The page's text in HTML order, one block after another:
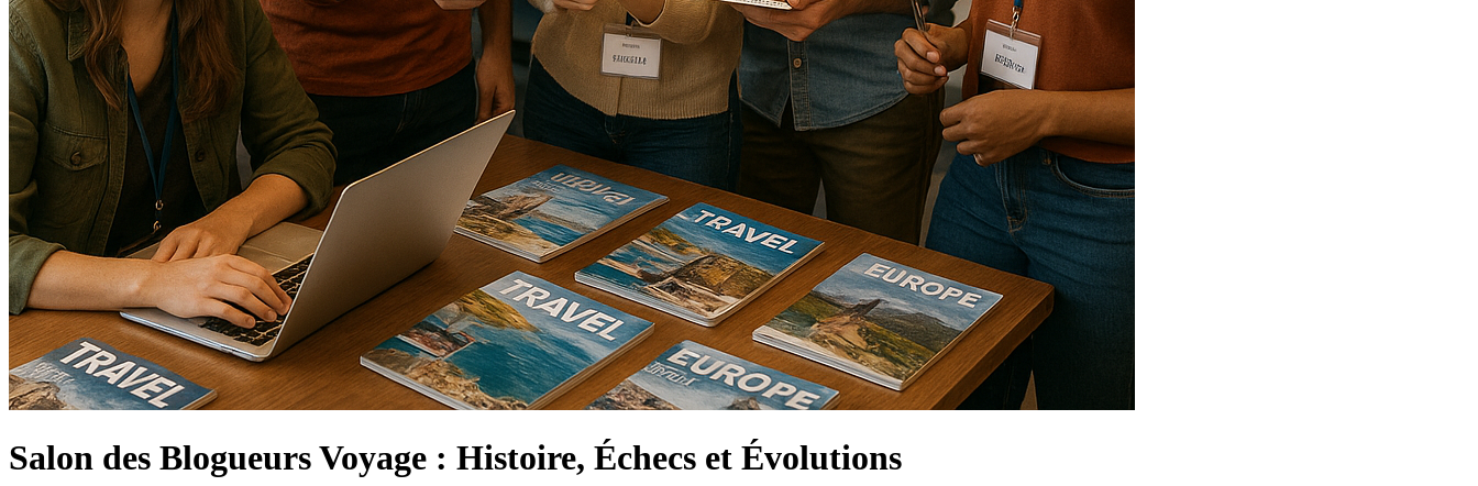
Salon des Blogueurs Voyage : Histoire, Échecs et Évolutions